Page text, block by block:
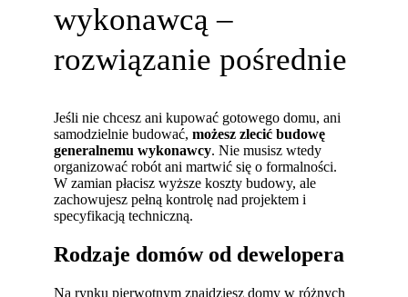
wykonawcą –
rozwiązanie pośrednie
Jeśli nie chcesz ani kupować gotowego domu, ani
samodzielnie budować,możesz zlecić budowę
generalnemu wykonawcy. Nie musisz wtedy
organizować robót ani martwić się o formalności.
W zamian płacisz wyższe koszty budowy, ale
zachowujesz pełną kontrolę nad projektem i
specyfikacją techniczną.
Rodzaje domów od dewelopera
Na rynku pierwotnym znajdziesz domy w różnych